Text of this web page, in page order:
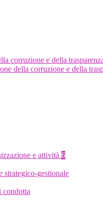
corruzione e della
della corruzione e della
e attività 6
strategico-gestionale
condotta